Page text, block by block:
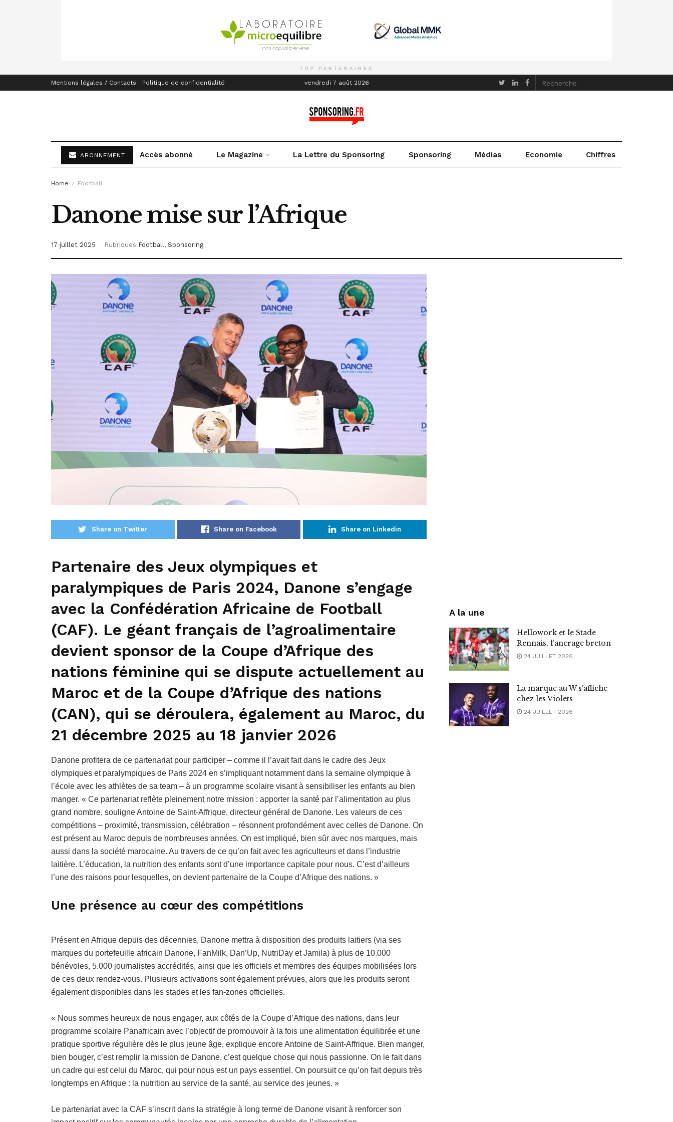
TOP PARTENAIRES
Mentions légales / Contacts Politique de confidentialité vendredi 7 août 2026
ABONNEMENT Accès abonné Le Magazine La Lettre du Sponsoring Sponsoring Médias Economie Chiffres
Home Football
Danone mise sur l’Afrique
17 juillet 2025 Rubriques Football, Sponsoring
Share on Twitter Share on Facebook Share on Linkedin
Partenaire des Jeux olympiques et
paralympiques de Paris 2024, Danone s’engage
avec la Confédération Africaine de Football
(CAF). Le géant français de l’agroalimentaire
devient sponsor de la Coupe d’Afrique des
nations féminine qui se dispute actuellement au
Maroc et de la Coupe d’Afrique des nations
(CAN), qui se déroulera, également au Maroc, du
21 décembre 2025 au 18 janvier 2026
Danone profitera de ce partenariat pour participer – comme il l’avait fait dans le cadre des Jeux
olympiques et paralympiques de Paris 2024 en s’impliquant notamment dans la semaine olympique à
l’école avec les athlètes de sa team – à un programme scolaire visant à sensibiliser les enfants au bien
manger. « Ce partenariat reflète pleinement notre mission : apporter la santé par l’alimentation au plus
grand nombre, souligne Antoine de Saint-Affrique, directeur général de Danone. Les valeurs de ces
compétitions – proximité, transmission, célébration – résonnent profondément avec celles de Danone. On
est présent au Maroc depuis de nombreuses années. On est impliqué, bien sûr avec nos marques, mais
aussi dans la société marocaine. Au travers de ce qu’on fait avec les agriculteurs et dans l’industrie
laitière. L’éducation, la nutrition des enfants sont d’une importance capitale pour nous. C’est d’ailleurs
l’une des raisons pour lesquelles, on devient partenaire de la Coupe d’Afrique des nations. »
Une présence au cœur des compétitions
Présent en Afrique depuis des décennies, Danone mettra à disposition des produits laitiers (via ses
marques du portefeuille africain Danone, FanMilk, Dan’Up, NutriDay et Jamila) à plus de 10.000
bénévoles, 5.000 journalistes accrédités, ainsi que les officiels et membres des équipes mobilisées lors
de ces deux rendez-vous. Plusieurs activations sont également prévues, alors que les produits seront
également disponibles dans les stades et les fan-zones officielles.
« Nous sommes heureux de nous engager, aux côtés de la Coupe d’Afrique des nations, dans leur
programme scolaire Panafricain avec l’objectif de promouvoir à la fois une alimentation équilibrée et une
pratique sportive régulière dès le plus jeune âge, explique encore Antoine de Saint-Affrique. Bien manger,
bien bouger, c’est remplir la mission de Danone, c’est quelque chose qui nous passionne. On le fait dans
un cadre qui est celui du Maroc, qui pour nous est un pays essentiel. On poursuit ce qu’on fait depuis très
longtemps en Afrique : la nutrition au service de la santé, au service des jeunes. »
Le partenariat avec la CAF s’inscrit dans la stratégie à long terme de Danone visant à renforcer son
A la une
Hellowork et le Stade
Rennais, l’ancrage breton
24 JUILLET 2026
La marque au W s’affiche
chez les Violets
24 JUILLET 2026